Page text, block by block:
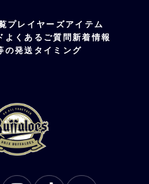
レイ終了日時未定
プレイヤーズアイテム
よくあるご質問新着情報
の発送タイミング